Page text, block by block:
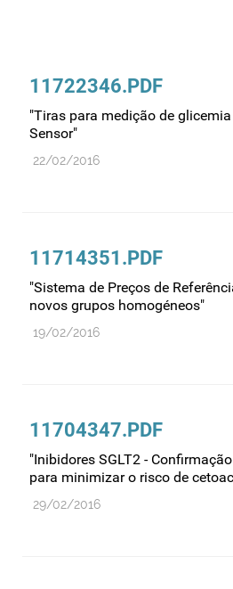
Cosméticos
Dispensa
Ensaios clínicos
Entidades reguladoras
Estrutura e organização
Exercício farmacêutico
Fabrico
Farmacovigilância
Farmácias
Gestão financeira e
11722346.PDF
"Tiras para medição de
Sensor"
22/02/2016
11714351.PDF
"Sistema de Preços de
novos grupos homogéneos"
19/02/2016
11704347.PDF
"Inibidores SGLT2 -
para minimizar o risco de
29/02/2016